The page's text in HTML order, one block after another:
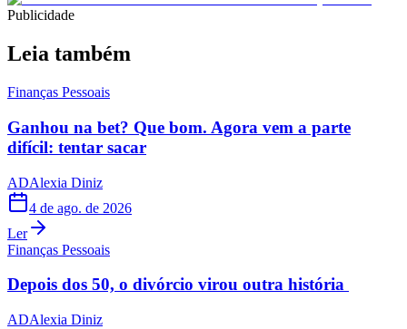
Publicidade
Leia também
Finanças Pessoais
Ganhou na bet? Que bom. Agora vem a parte
difícil: tentar sacar
ADAlexia Diniz
4 de ago. de 2026
Ler
Finanças Pessoais
Depois dos 50, o divórcio virou outra história
ADAlexia Diniz